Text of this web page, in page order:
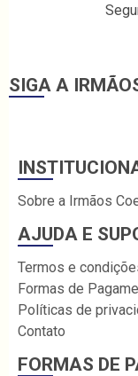
SIGA A
Sobre a Irmãos
AJUDA E
Termos e
Formas de
Políticas de
Contato
FORMAS DE